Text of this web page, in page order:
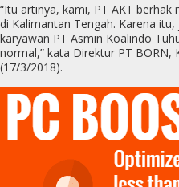
“Itu artinya, kami, PT AKT
di Kalimantan Tengah. Karena
karyawan PT Asmin Koalindo
normal,” kata Direktur PT BORN,
(17/3/2018).